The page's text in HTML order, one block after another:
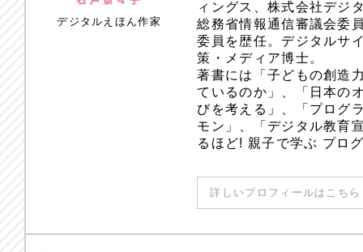
デジタルえほん作家
ィングス、株式会社デジ
総務省情報通信審議会委
委員を歴任。デジタルサ
策・メディア博士。
著書には「子どもの創造
ているのか」、「日本の
びを考える」、「プログ
モン」、「デジタル教育
るほど! 親子で学ぶ プロ
詳しいプロフィールはこち